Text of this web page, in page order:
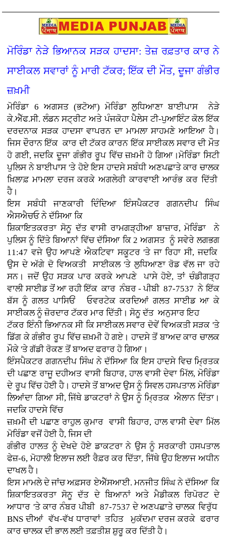
ਮੋਰਿੰਡਾ ਨੇੜੇ ਭਿਆਨਕ ਸੜਕ ਹਾਦਸਾ: ਤੇਜ਼ ਰਫ਼ਤਾਰ ਕਾਰ ਨੇ
ਸਾਈਕਲ ਸਵਾਰਾਂ ਨੂੰ ਮਾਰੀ ਟੱਕਰ; ਇੱਕ ਦੀ ਮੌਤ, ਦੂਜਾ ਗੰਭੀਰ
ਜ਼ਖ਼ਮੀ
ਮੋਰਿੰਡਾ 6 ਅਗਸਤ (ਭਟੋਆ)ਮੋਰਿੰਡਾ ਲੁਧਿਆਣਾ ਬਾਈਪਾਸ ਨੇੜੇ
ਕੇ.ਐੱਫ.ਸੀ. ਲੰਡਨ ਸਟ੍ਰੀਟ ਅਤੇ ਪੰਜਕੋਹਾ ਪੈਲੇਸ ਟੀ-ਪੁਆਇੰਟ ਕੋਲ ਇੱਕ
ਦਰਦਨਾਕ ਸੜਕ ਹਾਦਸਾ ਵਾਪਰਨ ਦਾ ਮਾਮਲਾ ਸਾਹਮਣੇ ਆਇਆ ਹੈ।
ਜਿਸ ਦੌਰਾਨ ਇੱਕ ਕਾਰ ਦੀ ਟੱਕਰ ਕਾਰਨ ਇੱਕ ਸਾਈਕਲ ਸਵਾਰ ਦੀ ਮੌਤ
ਹੋ ਗਈ, ਜਦਕਿ ਦੂਜਾ ਗੰਭੀਰ ਰੂਪ ਵਿੱਚ ਜ਼ਖ਼ਮੀ ਹੋ ਗਿਆ।ਮੋਰਿੰਡਾ ਸਿਟੀ
ਪੁਲਿਸ ਨੇ ਬਾਈਪਾਸ 'ਤੇ ਹੋਏ ਇਸ ਹਾਦਸੇ ਸਬੰਧੀ ਅਣਪਛਾਤੇ ਕਾਰ ਚਾਲਕ
ਖ਼ਿਲਾਫ਼ ਮਾਮਲਾ ਦਰਜ ਕਰਕੇ ਅਗਲੇਰੀ ਕਾਰਵਾਈ ਆਰੰਭ ਕਰ ਦਿੱਤੀ
ਹੈ।
ਇਸ ਸਬੰਧੀ ਜਾਣਕਾਰੀ ਦਿੰਦਿਆ ਇੰਸਪੈਕਟਰ ਗਗਨਦੀਪ ਸਿੰਘ
ਐਸਐਚਓ ਨੇ ਦੱਸਿਆ ਕਿ
ਸ਼ਿਕਾਇਤਕਰਤਾ ਸੋਨੂ ਦੱਤ ਵਾਸੀ ਰਾਮਗੜ੍ਹੀਆ ਬਾਜ਼ਾਰ, ਮੋਰਿੰਡਾ ਨੇ
ਪੁਲਿਸ ਨੂੰ ਦਿੱਤੇ ਬਿਆਨਾਂ ਵਿੱਚ ਦੱਸਿਆ ਕਿ 2 ਅਗਸਤ ਨੂੰ ਸਵੇਰੇ ਲਗਭਗ
11:47 ਵਜੇ ਉਹ ਆਪਣੇ ਐਕਟਿਵਾ ਸਕੂਟਰ 'ਤੇ ਜਾ ਰਿਹਾ ਸੀ, ਜਦਕਿ
ਉਸ ਦੇ ਅੱਗੇ ਦੋ ਵਿਅਕਤੀ ਸਾਈਕਲ 'ਤੇ ਲੁਧਿਆਣਾ ਰੋਡ ਵੱਲ ਜਾ ਰਹੇ
ਸਨ। ਜਦੋਂ ਉਹ ਸੜਕ ਪਾਰ ਕਰਕੇ ਆਪਣੇ ਪਾਸੇ ਹੋਏ, ਤਾਂ ਚੰਡੀਗੜ੍ਹ
ਵਾਲੀ ਸਾਈਡ ਤੋਂ ਆ ਰਹੀ ਇੱਕ ਕਾਰ ਨੰਬਰ - ਪੀਬੀ 87-7537 ਨੇ ਇੱਕ
ਬੱਸ ਨੂੰ ਗਲਤ ਪਾਸਿਓਂ ਓਵਰਟੇਕ ਕਰਦਿਆਂ ਗਲਤ ਸਾਈਡ ਆ ਕੇ
ਸਾਈਕਲ ਨੂੰ ਜ਼ੋਰਦਾਰ ਟੱਕਰ ਮਾਰ ਦਿੱਤੀ। ਸੋਨੂ ਦੱਤ ਅਨੁਸਾਰ ਇਹ
ਟੱਕਰ ਇੰਨੀ ਭਿਆਨਕ ਸੀ ਕਿ ਸਾਈਕਲ ਸਵਾਰ ਦੋਵੇਂ ਵਿਅਕਤੀ ਸੜਕ 'ਤੇ
ਡਿੱਗ ਕੇ ਗੰਭੀਰ ਰੂਪ ਵਿੱਚ ਜ਼ਖ਼ਮੀ ਹੋ ਗਏ। ਹਾਦਸੇ ਤੋਂ ਬਾਅਦ ਕਾਰ ਚਾਲਕ
ਮੌਕੇ 'ਤੇ ਗੱਡੀ ਰੋਕਣ ਤੋਂ ਬਾਅਦ ਫਰਾਰ ਹੋ ਗਿਆ।
ਇੰਸਪੈਕਟਰ ਗਗਨਦੀਪ ਸਿੰਘ ਨੇ ਦੱਸਿਆ ਕਿ ਇਸ ਹਾਦਸੇ ਵਿਚ ਮ੍ਰਿਤਕ
ਦੀ ਪਛਾਣ ਰਾਜੂ ਦਹੀਅਤ ਵਾਸੀ ਬਿਹਾਰ, ਹਾਲ ਵਾਸੀ ਦੇਵਾ ਮਿੱਲ, ਮੋਰਿੰਡਾ
ਦੇ ਰੂਪ ਵਿੱਚ ਹੋਈ ਹੈ। ਹਾਦਸੇ ਤੋਂ ਬਾਅਦ ਉਸ ਨੂੰ ਸਿਵਲ ਹਸਪਤਾਲ ਮੋਰਿੰਡਾ
ਲਿਆਂਦਾ ਗਿਆ ਸੀ, ਜਿੱਥੇ ਡਾਕਟਰਾਂ ਨੇ ਉਸ ਨੂੰ ਮ੍ਰਿਤਕ ਐਲਾਨ ਦਿੱਤਾ।
ਜਦਕਿ ਹਾਦਸੇ ਵਿੱਚ
ਜ਼ਖ਼ਮੀ ਦੀ ਪਛਾਣ ਰਾਹੁਲ ਕੁਮਾਰ ਵਾਸੀ ਬਿਹਾਰ, ਹਾਲ ਵਾਸੀ ਦੇਵਾ ਮਿੱਲ
ਮੋਰਿੰਡਾ ਵਜੋਂ ਹੋਈ ਹੈ, ਜਿਸ ਦੀ
ਗੰਭੀਰ ਹਾਲਤ ਨੂੰ ਦੇਖਦੇ ਹੋਏ ਡਾਕਟਰਾ ਨੇ ਉਸ ਨੂੰ ਸਰਕਾਰੀ ਹਸਪਤਾਲ
ਫੇਜ਼-6, ਮੋਹਾਲੀ ਇਲਾਜ ਲਈ ਰੈਫ਼ਰ ਕਰ ਦਿੱਤਾ, ਜਿੱਥੇ ਉਹ ਇਲਾਜ ਅਧੀਨ
ਦਾਖਲ ਹੈ।
ਇਸ ਮਾਮਲੇ ਦੇ ਜਾਂਚ ਅਫ਼ਸਰ ਏਐੱਸਆਈ. ਮਨਜੀਤ ਸਿੰਘ ਨੇ ਦੱਸਿਆ ਕਿ
ਸ਼ਿਕਾਇਤਕਰਤਾ ਸੋਨੂ ਦੱਤ ਦੇ ਬਿਆਨਾਂ ਅਤੇ ਮੈਡੀਕਲ ਰਿਪੋਰਟ ਦੇ
ਆਧਾਰ 'ਤੇ ਕਾਰ ਨੰਬਰ ਪੀਬੀ 87-7537 ਦੇ ਅਣਪਛਾਤੇ ਚਾਲਕ ਵਿਰੁੱਧ
BNS ਦੀਆਂ ਵੱਖ-ਵੱਖ ਧਾਰਾਵਾਂ ਤਹਿਤ ਮੁਕੱਦਮਾ ਦਰਜ ਕਰਕੇ ਫਰਾਰ
ਕਾਰ ਚਾਲਕ ਦੀ ਭਾਲ ਲਈ ਤਫ਼ਤੀਸ਼ ਸ਼ੁਰੂ ਕਰ ਦਿੱਤੀ ਹੈ।